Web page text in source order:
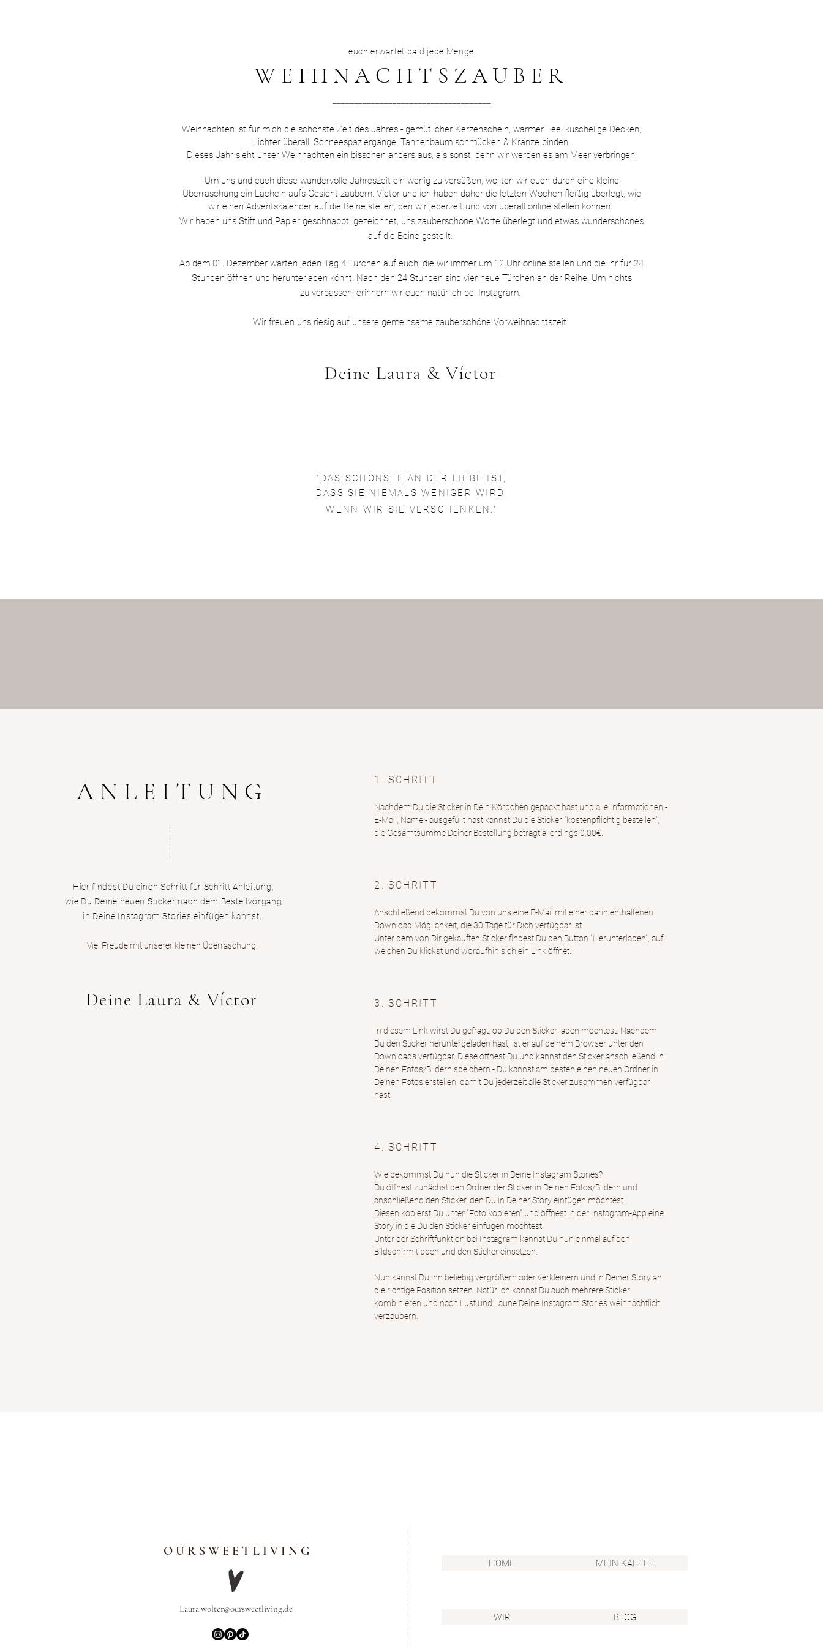
euch erwartet bald jede Menge
WEIHNACHTSZAUBER
Weihnachten ist für mich die schönste Zeit des Jahres - gemütlicher Kerzenschein, warmer Tee, kuschelige Decken,
Lichter überall, Schneespaziergänge, Tannenbaum schmücken & Kränze binden.
Dieses Jahr sieht unser Weihnachten ein bisschen anders aus, als sonst, denn wir werden es am Meer verbringen.
Um uns und euch diese wundervolle Jahreszeit ein wenig zu versüßen, wollten wir euch durch eine kleine
Überraschung ein Lächeln aufs Gesicht zaubern. Víctor und ich haben daher die letzten Wochen fleißig überlegt, wie
wir einen Adventskalender auf die Beine stellen, den wir jederzeit und von überall online stellen können.
Wir haben uns Stift und Papier geschnappt, gezeichnet, uns zauberschöne Worte überlegt und etwas wunderschönes
auf die Beine gestellt.
Ab dem 01. Dezember warten jeden Tag 4 Türchen auf euch, die wir immer um 12 Uhr online stellen und die ihr für 24
Stunden öffnen und herunterladen könnt. Nach den 24 Stunden sind vier neue Türchen an der Reihe. Um nichts
zu verpassen, erinnern wir euch natürlich bei Instagram.
Wir freuen uns riesig auf unsere gemeinsame zauberschöne Vorweihnachtszeit.
Deine Laura & Víctor
"DAS SCHÖNSTE AN DER LIEBE IST,
DASS SIE NIEMALS WENIGER WIRD,
WENN WIR SIE VERSCHENKEN."
ANLEITUNG
________
Hier findest Du einen Schritt für Schritt Anleitung,
wie Du Deine neuen Sticker nach dem Bestellvorgang
in Deine Instagram Stories einfügen kannst.
Viel Freude mit unserer kleinen Überraschung.
Deine Laura & Víctor
1. SCHRITT
Nachdem Du die Sticker in Dein Körbchen gepackt hast und alle Informationen -
E-Mail, Name - ausgefüllt hast kannst Du die Sticker "kostenpflichtig bestellen",
die Gesamtsumme Deiner Bestellung beträgt allerdings 0,00€.
2. SCHRITT
Anschließend bekommst Du von uns eine E-Mail mit einer darin enthaltenen
Download Möglichkeit, die 30 Tage für Dich verfügbar ist.
Unter dem von Dir gekauften Sticker findest Du den Button "Herunterladen", auf
welchen Du klickst und woraufhin sich ein Link öffnet.
3. SCHRITT
In diesem Link wirst Du gefragt, ob Du den Sticker laden möchtest. Nachdem
Du den Sticker heruntergeladen hast, ist er auf deinem Browser unter den
Downloads verfügbar. Diese öffnest Du und kannst den Sticker anschließend in
Deinen Fotos/Bildern speichern - Du kannst am besten einen neuen Ordner in
Deinen Fotos erstellen, damit Du jederzeit alle Sticker zusammen verfügbar
hast.
4. SCHRITT
Wie bekommst Du nun die Sticker in Deine Instagram Stories?
Du öffnest zunächst den Ordner der Sticker in Deinen Fotos/Bildern und
anschließend den Sticker, den Du in Deiner Story einfügen möchtest.
Diesen kopierst Du unter "Foto kopieren" und öffnest in der Instagram-App eine
Story in die Du den Sticker einfügen möchtest.
Unter der Schriftfunktion bei Instagram kannst Du nun einmal auf den
Bildschirm tippen und den Sticker einsetzen.
Nun kannst Du ihn beliebig vergrößern oder verkleinern und in Deiner Story an
die richtige Position setzen. Natürlich kannst Du auch mehrere Sticker
kombinieren und nach Lust und Laune Deine Instagram Stories weihnachtlich
verzaubern.
O U R S W E E T L I V I N G
Laura.wolter@oursweetliving.de
HOME MEIN KAFFEE
______________________________ WIR BLOG